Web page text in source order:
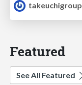
takeuchigroup
Featured
See All Featured